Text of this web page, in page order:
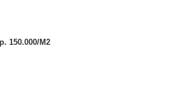
150.000/M2